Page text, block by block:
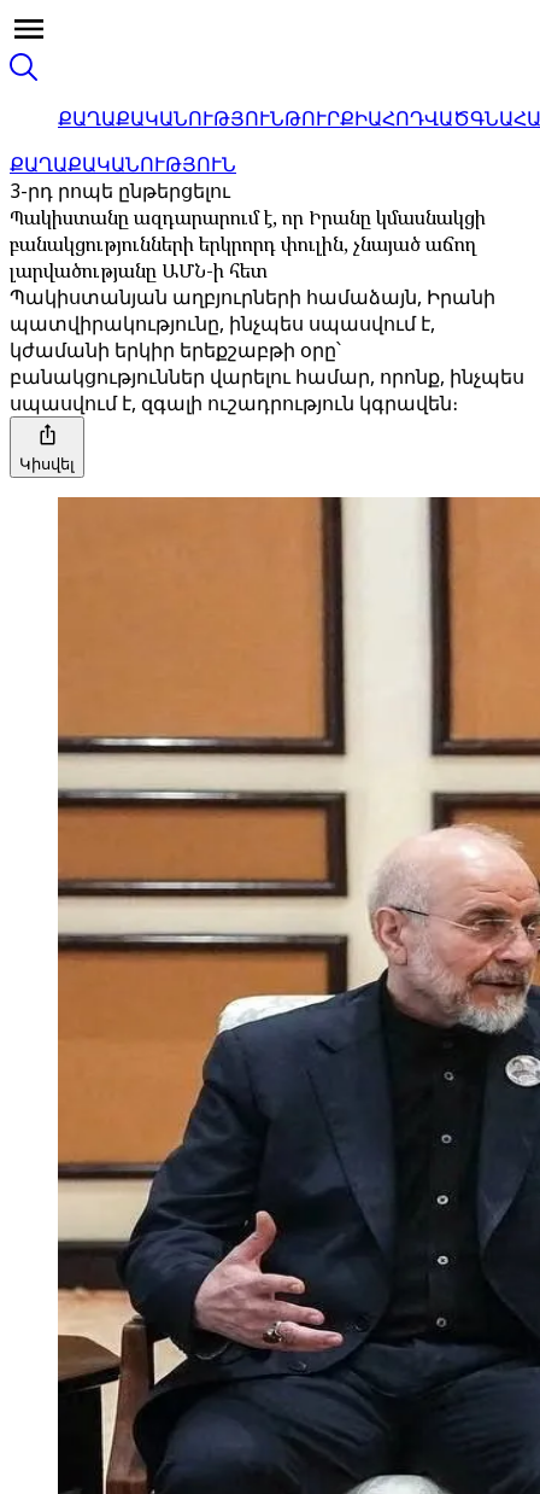
ՔԱՂԱՔԱԿԱՆՈՒԹՅՈՒՆԹՈՒՐՔԻԱՀՈԴՎԱԾ
ՔԱՂԱՔԱԿԱՆՈՒԹՅՈՒՆ
3-րդ րոպե ընթերցելու
Պակիստանը ազդարարում է, որ Իրանը կմասնակցի
բանակցությունների երկրորդ փուլին, չնայած աճող
լարվածությանը ԱՄՆ-ի հետ
Պակիստանյան աղբյուրների համաձայն, Իրանի
պատվիրակությունը, ինչպես սպասվում է,
կժամանի երկիր երեքշաբթի օրը՝
բանակցություններ վարելու համար, որոնք, ինչպես
սպասվում է, զգալի ուշադրություն կգրավեն։
Կիսվել